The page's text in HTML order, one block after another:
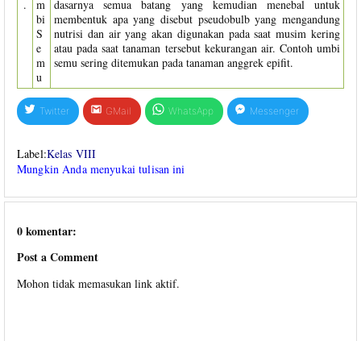
.
m
bi
S
e
m
u
dasarnya semua batang yang kemudian menebal untuk
membentuk apa yang disebut pseudobulb yang mengandung
nutrisi dan air yang akan digunakan pada saat musim kering
atau pada saat tanaman tersebut kekurangan air. Contoh umbi
semu sering ditemukan pada tanaman anggrek epifit.
Twitter GMail WhatsApp Messenger
Label:Kelas VIII
Mungkin Anda menyukai tulisan ini
0 komentar:
Post a Comment
Mohon tidak memasukan link aktif.